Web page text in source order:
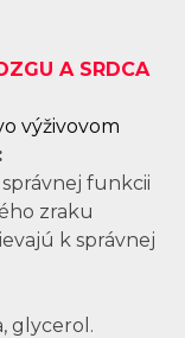
A SRDCA
výživovom
správnej funkcii
zraku
k správnej
glycerol.